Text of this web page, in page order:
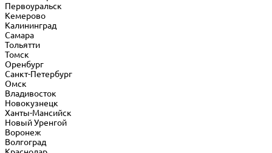
Первоуральск
Кемерово
Калининград
Самара
Тольятти
Томск
Оренбург
Санкт-Петербург
Омск
Владивосток
Новокузнецк
Ханты-Мансийск
Новый Уренгой
Воронеж
Волгоград